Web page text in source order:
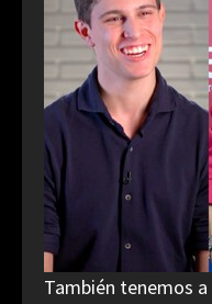
También tenemos a